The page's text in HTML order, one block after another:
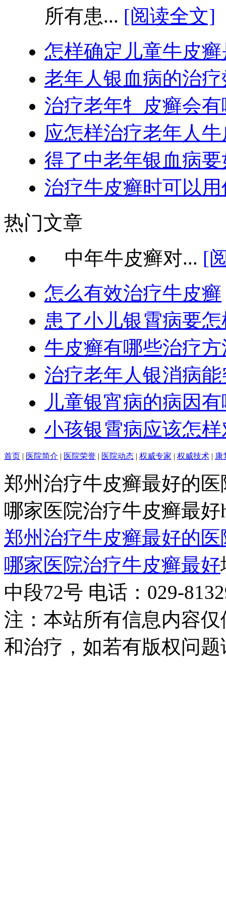
所有患... [阅读全文]
怎样确定儿童牛皮
老年人银血病的治
治疗老年牜皮癣会
应怎样治疗老年人
得了中老年银血病
治疗牛皮癣时可以
热门文章
中年牛皮癣对... [
怎么有效治疗牛皮癣
患了小儿银霄病要
牛皮癣有哪些治疗方
治疗老年人银消病
儿童银宵病的病因
小孩银霄病应该怎
首页 | 医院简介 | 医院荣誉 | 医院动态 | 权威专家 | 权威技术 | 康
郑州治疗牛皮癣最好的
哪家医院治疗牛皮癣最好
郑州治疗牛皮癣最好的
哪家医院治疗牛皮癣最好
中段72号 电话：029-
注：本站所有信息内容
和治疗，如若有版权问